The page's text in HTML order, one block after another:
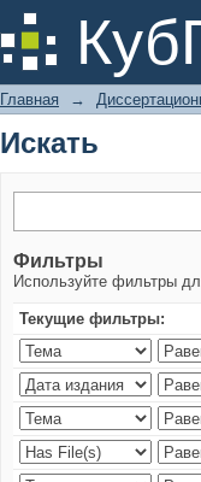
Искать
Главная →
Искать
Фильтры
Используйте фильтры
Текущие фильтры: